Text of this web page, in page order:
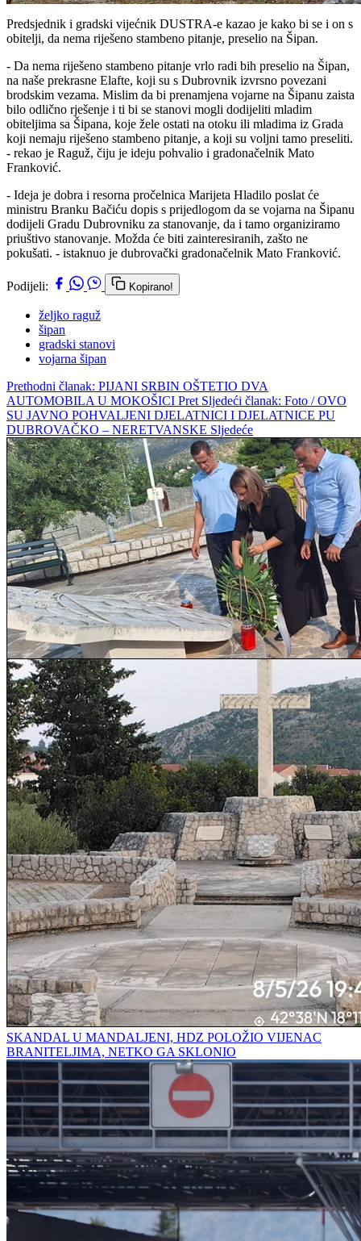
Predsjednik i gradski vijećnik DUSTRA-e kazao je kako bi se i on s
obitelji, da nema riješeno stambeno pitanje, preselio na Šipan.
- Da nema riješeno stambeno pitanje vrlo radi bih preselio na Šipan,
na naše prekrasne Elafte, koji su s Dubrovnik izvrsno povezani
brodskim vezama. Mislim da bi prenamjena vojarne na Šipanu zaista
bilo odlično rješenje i ti bi se stanovi mogli dodijeliti mladim
obiteljima sa Šipana, koje žele ostati na otoku ili mladima iz Grada
koji nemaju riješeno stambeno pitanje, a koji su voljni tamo preseliti.
- rekao je Raguž, čiju je ideju pohvalio i gradonačelnik Mato
Franković.
- Ideja je dobra i resorna pročelnica Marijeta Hladilo poslat će
ministru Branku Bačiću dopis s prijedlogom da se vojarna na Šipanu
dodijeli Gradu Dubrovniku za stanovanje, da i tamo organiziramo
priuštivo stanovanje. Možda će biti zainteresiranih, zašto ne
pokušati. - istaknuo je dubrovački gradonačelnik Mato Franković.
Podijeli: Kopirano!
željko raguž
šipan
gradski stanovi
vojarna šipan
Prethodni članak: PIJANI SRBIN OŠTETIO DVA
AUTOMOBILA U MOKOŠICI Pret Sljedeći članak: Foto / OVO
SU JAVNO POHVALJENI DJELATNICI I DJELATNICE PU
DUBROVAČKO – NERETVANSKE Sljedeće
SKANDAL U MANDALJENI, HDZ POLOŽIO VIJENAC
BRANITELJIMA, NETKO GA SKLONIO